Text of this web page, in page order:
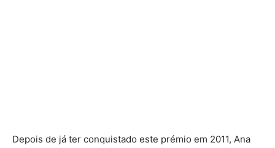
Depois de já ter conquistado este prémio em 2011, Ana